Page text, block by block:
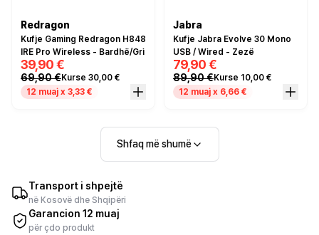
Redragon
Kufje Gaming Redragon H848
IRE Pro Wireless - Bardhë/Gri
39,90 €
69,90 €Kurse 30,00 €
12 muaj x 3,33 €
Jabra
Kufje Jabra Evolve 30 Mono
USB / Wired - Zezë
79,90 €
89,90 €Kurse 10,00 €
12 muaj x 6,66 €
Shfaq më shumë
Transport i shpejtë
në Kosovë dhe Shqipëri
Garancion 12 muaj
për çdo produkt